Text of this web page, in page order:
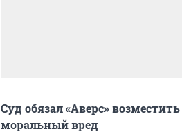
Суд обязал «Аверс»
моральный вред